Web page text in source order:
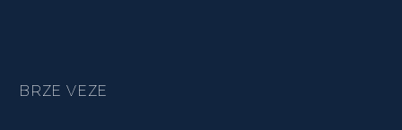
BRZE VEZE